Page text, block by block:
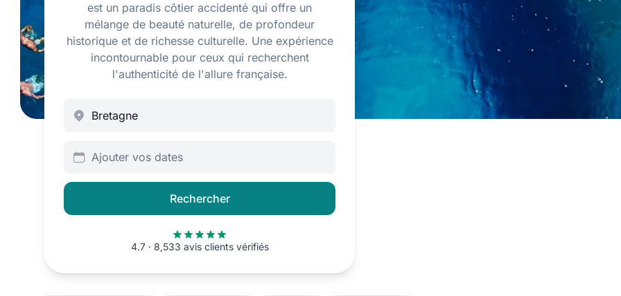
est un paradis côtier accidenté qui offre un
mélange de beauté naturelle, de profondeur
historique et de richesse culturelle. Une expérience
incontournable pour ceux qui recherchent
l'authenticité de l'allure française.
Ajouter vos dates
Rechercher
4.7 · 8,533 avis clients vérifiés